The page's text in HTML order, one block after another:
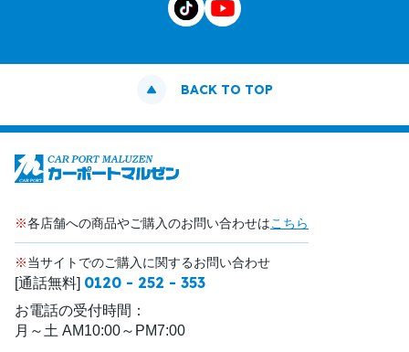
BACK TO TOP
※各店舗への商品やご購入のお問い合わせはこちら
※当サイトでのご購入に関するお問い合わせ
[通話無料] 0120 - 252 - 353
お電話の受付時間：
月～土 AM10:00～PM7:00